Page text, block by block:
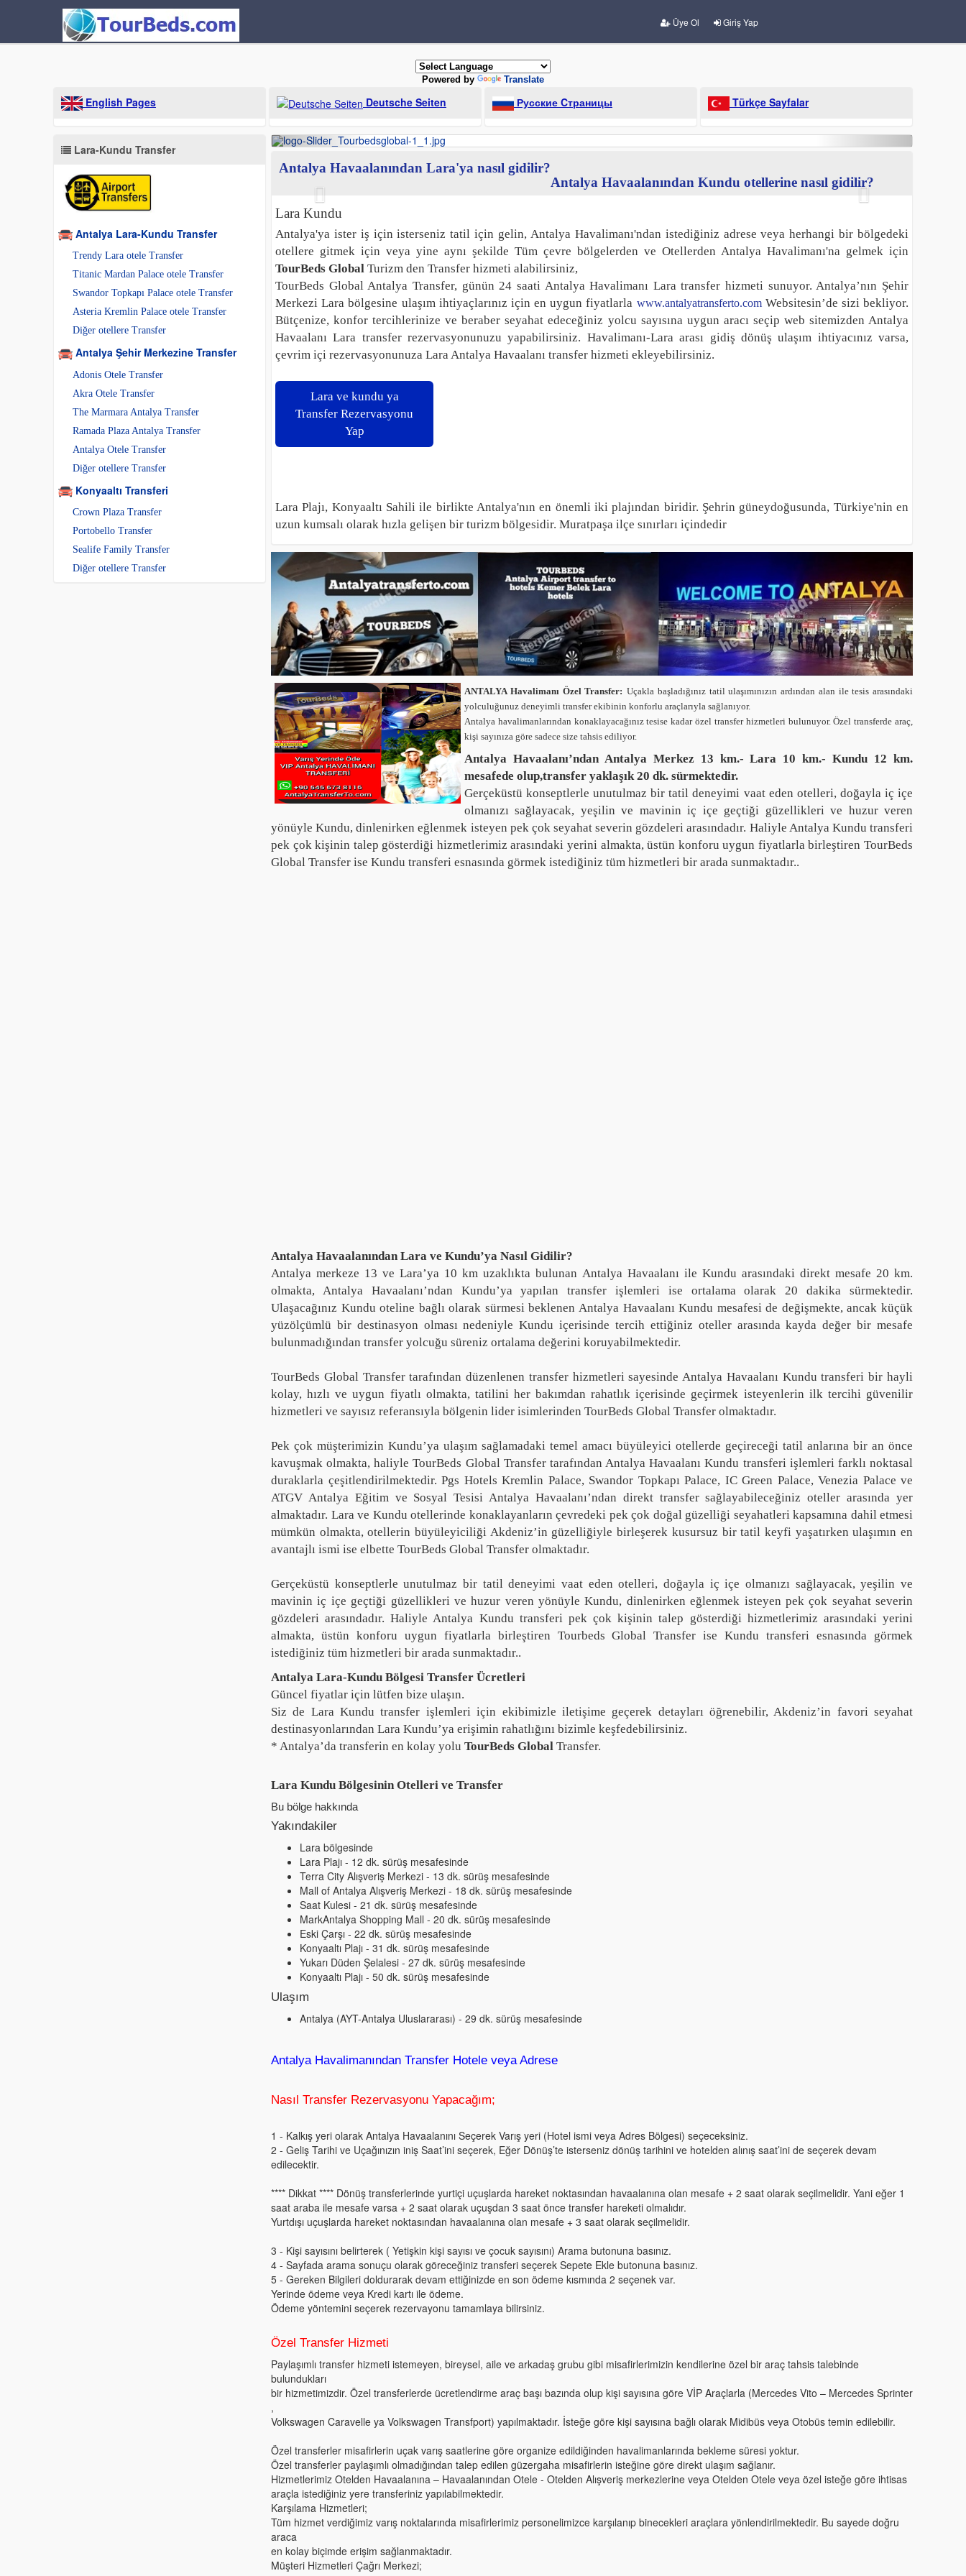
Üye Ol Giriş Yap
Powered by Translate
English Pages Deutsche Seiten Русские Cтраницы Türkçe Sayfalar
Lara-Kundu Transfer
Antalya Lara-Kundu Transfer
Trendy Lara otele Transfer
Titanic Mardan Palace otele Transfer
Swandor Topkapı Palace otele Transfer
Asteria Kremlin Palace otele Transfer
Diğer otellere Transfer
Antalya Şehir Merkezine Transfer
Adonis Otele Transfer
Akra Otele Transfer
The Marmara Antalya Transfer
Ramada Plaza Antalya Transfer
Antalya Otele Transfer
Diğer otellere Transfer
Konyaaltı Transferi
Crown Plaza Transfer
Portobello Transfer
Sealife Family Transfer
Diğer otellere Transfer
Antalya Havaalanından Lara'ya nasıl gidilir?
Antalya Havaalanından Kundu otellerine nasıl gidilir?
Lara Kundu
Antalya'ya ister iş için isterseniz tatil için gelin, Antalya Havalimanı'ndan istediğiniz adrese veya herhangi bir bölgedeki
otellere gitmek için veya yine aynı şekilde Tüm çevre bölgelerden ve Otellerden Antalya Havalimanı'na gelmek için
TourBeds Global Turizm den Transfer hizmeti alabilirsiniz,
TourBeds Global Antalya Transfer, günün 24 saati Antalya Havalimanı Lara transfer hizmeti sunuyor. Antalya’nın Şehir
Merkezi Lara bölgesine ulaşım ihtiyaçlarınız için en uygun fiyatlarla www.antalyatransferto.com Websitesin’de sizi bekliyor.
Bütçenize, konfor tercihlerinize ve beraber seyahat edeceğiniz yolcu sayısına uygun aracı seçip web sitemizden Antalya
Havaalanı Lara transfer rezervasyonunuzu yapabilirsiniz. Havalimanı-Lara arası gidiş dönüş ulaşım ihtiyacınız varsa,
çevrim içi rezervasyonunuza Lara Antalya Havaalanı transfer hizmeti ekleyebilirsiniz.
Lara ve kundu ya
Transfer Rezervasyonu
Yap
Lara Plajı, Konyaaltı Sahili ile birlikte Antalya'nın en önemli iki plajından biridir. Şehrin güneydoğusunda, Türkiye'nin en
uzun kumsalı olarak hızla gelişen bir turizm bölgesidir. Muratpaşa ilçe sınırları içindedir
ANTALYA Havalimanı Özel Transfer: Uçakla başladığınız tatil ulaşımınızın ardından alan ile tesis arasındaki
yolculuğunuz deneyimli transfer ekibinin konforlu araçlarıyla sağlanıyor.
Antalya havalimanlarından konaklayacağınız tesise kadar özel transfer hizmetleri bulunuyor. Özel transferde araç,
kişi sayınıza göre sadece size tahsis ediliyor.
Antalya Havaalanı’ndan Antalya Merkez 13 km.- Lara 10 km.- Kundu 12 km.
mesafede olup,transfer yaklaşık 20 dk. sürmektedir.
Gerçeküstü konseptlerle unutulmaz bir tatil deneyimi vaat eden otelleri, doğayla iç içe
olmanızı sağlayacak, yeşilin ve mavinin iç içe geçtiği güzellikleri ve huzur veren
yönüyle Kundu, dinlenirken eğlenmek isteyen pek çok seyahat severin gözdeleri arasındadır. Haliyle Antalya Kundu transferi
pek çok kişinin talep gösterdiği hizmetlerimiz arasındaki yerini almakta, üstün konforu uygun fiyatlarla birleştiren TourBeds
Global Transfer ise Kundu transferi esnasında görmek istediğiniz tüm hizmetleri bir arada sunmaktadır..
Antalya Havaalanından Lara ve Kundu’ya Nasıl Gidilir?
Antalya merkeze 13 ve Lara’ya 10 km uzaklıkta bulunan Antalya Havaalanı ile Kundu arasındaki direkt mesafe 20 km.
olmakta, Antalya Havaalanı’ndan Kundu’ya yapılan transfer işlemleri ise ortalama olarak 20 dakika sürmektedir.
Ulaşacağınız Kundu oteline bağlı olarak sürmesi beklenen Antalya Havaalanı Kundu mesafesi de değişmekte, ancak küçük
yüzölçümlü bir destinasyon olması nedeniyle Kundu içerisinde tercih ettiğiniz oteller arasında kayda değer bir mesafe
bulunmadığından transfer yolcuğu süreniz ortalama değerini koruyabilmektedir.
TourBeds Global Transfer tarafından düzenlenen transfer hizmetleri sayesinde Antalya Havaalanı Kundu transferi bir hayli
kolay, hızlı ve uygun fiyatlı olmakta, tatilini her bakımdan rahatlık içerisinde geçirmek isteyenlerin ilk tercihi güvenilir
hizmetleri ve sayısız referansıyla bölgenin lider isimlerinden TourBeds Global Transfer olmaktadır.
Pek çok müşterimizin Kundu’ya ulaşım sağlamadaki temel amacı büyüleyici otellerde geçireceği tatil anlarına bir an önce
kavuşmak olmakta, haliyle TourBeds Global Transfer tarafından Antalya Havaalanı Kundu transferi işlemleri farklı noktasal
duraklarla çeşitlendirilmektedir. Pgs Hotels Kremlin Palace, Swandor Topkapı Palace, IC Green Palace, Venezia Palace ve
ATGV Antalya Eğitim ve Sosyal Tesisi Antalya Havaalanı’ndan direkt transfer sağlayabileceğiniz oteller arasında yer
almaktadır. Lara ve Kundu otellerinde konaklayanların çevredeki pek çok doğal güzelliği seyahatleri kapsamına dahil etmesi
mümkün olmakta, otellerin büyüleyiciliği Akdeniz’in güzelliğiyle birleşerek kusursuz bir tatil keyfi yaşatırken ulaşımın en
avantajlı ismi ise elbette TourBeds Global Transfer olmaktadır.
Gerçeküstü konseptlerle unutulmaz bir tatil deneyimi vaat eden otelleri, doğayla iç içe olmanızı sağlayacak, yeşilin ve
mavinin iç içe geçtiği güzellikleri ve huzur veren yönüyle Kundu, dinlenirken eğlenmek isteyen pek çok seyahat severin
gözdeleri arasındadır. Haliyle Antalya Kundu transferi pek çok kişinin talep gösterdiği hizmetlerimiz arasındaki yerini
almakta, üstün konforu uygun fiyatlarla birleştiren Tourbeds Global Transfer ise Kundu transferi esnasında görmek
istediğiniz tüm hizmetleri bir arada sunmaktadır..
Antalya Lara-Kundu Bölgesi Transfer Ücretleri
Güncel fiyatlar için lütfen bize ulaşın.
Siz de Lara Kundu transfer işlemleri için ekibimizle iletişime geçerek detayları öğrenebilir, Akdeniz’in favori seyahat
destinasyonlarından Lara Kundu’ya erişimin rahatlığını bizimle keşfedebilirsiniz.
* Antalya’da transferin en kolay yolu TourBeds Global Transfer.
Lara Kundu Bölgesinin Otelleri ve Transfer
Bu bölge hakkında
Yakındakiler
Lara bölgesinde
Lara Plajı - 12 dk. sürüş mesafesinde
Terra City Alışveriş Merkezi - 13 dk. sürüş mesafesinde
Mall of Antalya Alışveriş Merkezi - 18 dk. sürüş mesafesinde
Saat Kulesi - 21 dk. sürüş mesafesinde
MarkAntalya Shopping Mall - 20 dk. sürüş mesafesinde
Eski Çarşı - 22 dk. sürüş mesafesinde
Konyaaltı Plajı - 31 dk. sürüş mesafesinde
Yukarı Düden Şelalesi - 27 dk. sürüş mesafesinde
Konyaaltı Plajı - 50 dk. sürüş mesafesinde
Ulaşım
Antalya (AYT-Antalya Uluslararası) - 29 dk. sürüş mesafesinde
Antalya Havalimanından Transfer Hotele veya Adrese
Nasıl Transfer Rezervasyonu Yapacağım;
1 - Kalkış yeri olarak Antalya Havaalanını Seçerek Varış yeri (Hotel ismi veya Adres Bölgesi) seçeceksiniz.
2 - Geliş Tarihi ve Uçağınızın iniş Saat’ini seçerek, Eğer Dönüş’te isterseniz dönüş tarihini ve hotelden alınış saat’ini de seçerek devam
edilecektir.
**** Dikkat **** Dönüş transferlerinde yurtiçi uçuşlarda hareket noktasından havaalanına olan mesafe + 2 saat olarak seçilmelidir. Yani eğer 1
saat araba ile mesafe varsa + 2 saat olarak uçuşdan 3 saat önce transfer hareketi olmalıdır.
Yurtdışı uçuşlarda hareket noktasından havaalanına olan mesafe + 3 saat olarak seçilmelidir.
3 - Kişi sayısını belirterek ( Yetişkin kişi sayısı ve çocuk sayısını) Arama butonuna basınız.
4 - Sayfada arama sonuçu olarak göreceğiniz transferi seçerek Sepete Ekle butonuna basınız.
5 - Gereken Bilgileri doldurarak devam ettiğinizde en son ödeme kısmında 2 seçenek var.
Yerinde ödeme veya Kredi kartı ile ödeme.
Ödeme yöntemini seçerek rezervayonu tamamlaya bilirsiniz.
Özel Transfer Hizmeti
Paylaşımlı transfer hizmeti istemeyen, bireysel, aile ve arkadaş grubu gibi misafirlerimizin kendilerine özel bir araç tahsis talebinde
bulundukları
bir hizmetimizdir. Özel transferlerde ücretlendirme araç başı bazında olup kişi sayısına göre VİP Araçlarla (Mercedes Vito – Mercedes Sprinter
,
Volkswagen Caravelle ya Volkswagen Transfport) yapılmaktadır. İsteğe göre kişi sayısına bağlı olarak Midibüs veya Otobüs temin edilebilir.
Özel transferler misafirlerin uçak varış saatlerine göre organize edildiğinden havalimanlarında bekleme süresi yoktur.
Özel transferler paylaşımlı olmadığından talep edilen güzergaha misafirlerin isteğine göre direkt ulaşım sağlanır.
Hizmetlerimiz Otelden Havaalanına – Havaalanından Otele - Otelden Alışveriş merkezlerine veya Otelden Otele veya özel isteğe göre ihtisas
araçla istediğiniz yere transferiniz yapılabilmektedir.
Karşılama Hizmetleri;
Tüm hizmet verdiğimiz varış noktalarında misafirlerimiz personelimizce karşılanıp binecekleri araçlara yönlendirilmektedir. Bu sayede doğru
araca
en kolay biçimde erişim sağlanmaktadır.
Müşteri Hizmetleri Çağrı Merkezi;